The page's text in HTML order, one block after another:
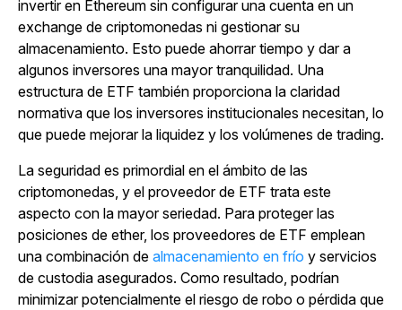
invertir en Ethereum sin configurar una cuenta en un
exchange de criptomonedas ni gestionar su
almacenamiento. Esto puede ahorrar tiempo y dar a
algunos inversores una mayor tranquilidad. Una
estructura de ETF también proporciona la claridad
normativa que los inversores institucionales necesitan, lo
que puede mejorar la liquidez y los volúmenes de trading.
La seguridad es primordial en el ámbito de las
criptomonedas, y el proveedor de ETF trata este
aspecto con la mayor seriedad. Para proteger las
posiciones de ether, los proveedores de ETF emplean
una combinación de almacenamiento en frío y servicios
de custodia asegurados. Como resultado, podrían
minimizar potencialmente el riesgo de robo o pérdida que